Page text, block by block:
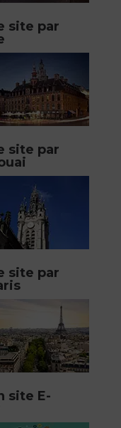
site par
site par
site par
site E-